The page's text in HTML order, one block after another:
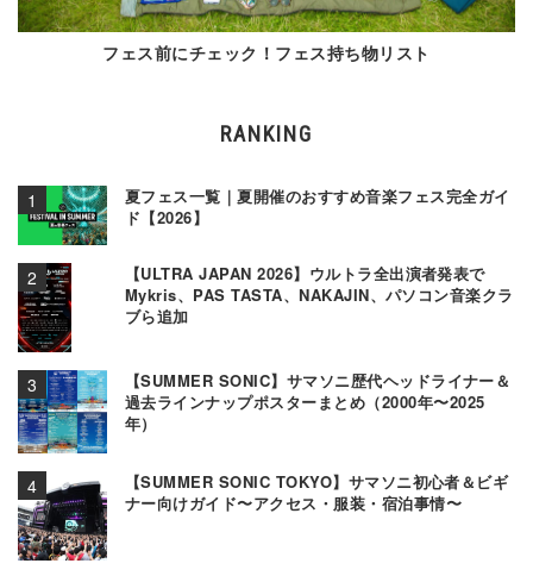
フェス前にチェック！フェス持ち物リスト
RANKING
夏フェス一覧｜夏開催のおすすめ音楽フェス完全ガイ
ド【2026】
【ULTRA JAPAN 2026】ウルトラ全出演者発表で
Mykris、PAS TASTA、NAKAJIN、パソコン音楽クラ
ブら追加
【SUMMER SONIC】サマソニ歴代ヘッドライナー＆
過去ラインナップポスターまとめ（2000年〜2025
年）
【SUMMER SONIC TOKYO】サマソニ初心者＆ビギ
ナー向けガイド〜アクセス・服装・宿泊事情〜